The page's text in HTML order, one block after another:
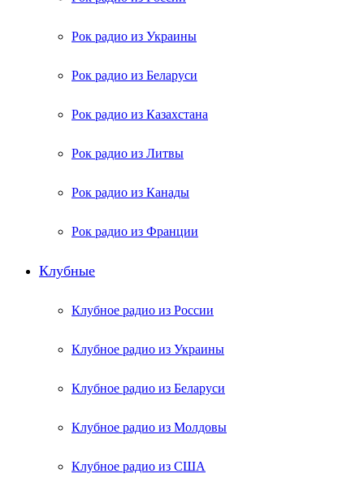
Рок радио из Украины
Рок радио из Беларуси
Рок радио из Казахстана
Рок радио из Литвы
Рок радио из Канады
Рок радио из Франции
Клубные
Клубное радио из России
Клубное радио из Украины
Клубное радио из Беларуси
Клубное радио из Молдовы
Клубное радио из США